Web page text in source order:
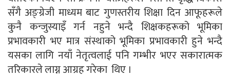
सँगै अङ्ग्रेजी माध्यम बाट गुणस्तरीय शिक्षा दिन आफूहरूले
कुनै कन्जुस्याइँ गर्न नहुने भन्दै शिक्षकहरूको भूमिका
प्रभावकारी भए मात्र संस्थाको भूमिका प्रभावकारी हुने भन्दै
यसका लागि नयाँ नेतृत्वलाई पनि गम्भीर भएर सकारात्मक
तरिकारले लाग्न आग्रह गरेका थिए ।